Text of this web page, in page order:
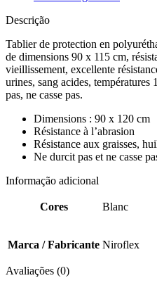
Descrição
Tablier de protection en
de dimensions 90 x 115 cm,
vieillissement, excellente
urines, sang acides,
pas, ne casse pas.
Dimensions : 90 x 120 cm
Résistance à l’abrasion
Résistance aux graisses,
Ne durcit pas et ne casse
Informação adicional
Cores Blanc
Marca / Fabricante Niroflex
Avaliações (0)